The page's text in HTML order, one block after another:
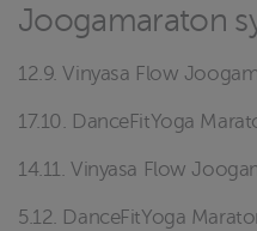
Joogamaraton
12.9. Vinyasa Flow
17.10. DanceFitYoga
14.11. Vinyasa Flow
5.12. DanceFitYoga